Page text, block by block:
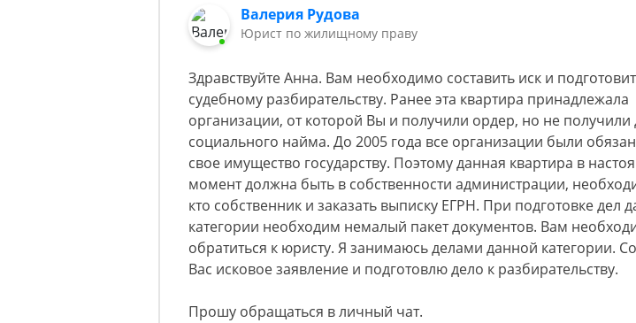
Валерия Рудова
Юрист по жилищному праву
Здравствуйте Анна. Вам необходимо составить иск и
судебному разбирательству. Ранее эта квартира принадлежала
организации, от которой Вы и получили ордер, но не получили
социального найма. До 2005 года все организации были
свое имущество государству. Поэтому данная квартира в
момент должна быть в собственности администрации,
кто собственник и заказать выписку ЕГРН. При подготовке дел
категории необходим немалый пакет документов. Вам
обратиться к юристу. Я занимаюсь делами данной категории.
Вас исковое заявление и подготовлю дело к разбирательству.
Прошу обращаться в личный чат.